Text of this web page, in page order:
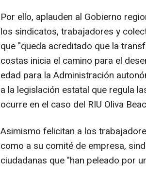
Por ello, aplauden al Gobierno
los sindicatos, trabajadores y
que "queda acreditado que la
costas inicia el camino para el
edad para la Administración
a la legislación estatal que regula
ocurre en el caso del RIU Oliva
Asimismo felicitan a los
como a su comité de empresa,
ciudadanas que "han peleado por